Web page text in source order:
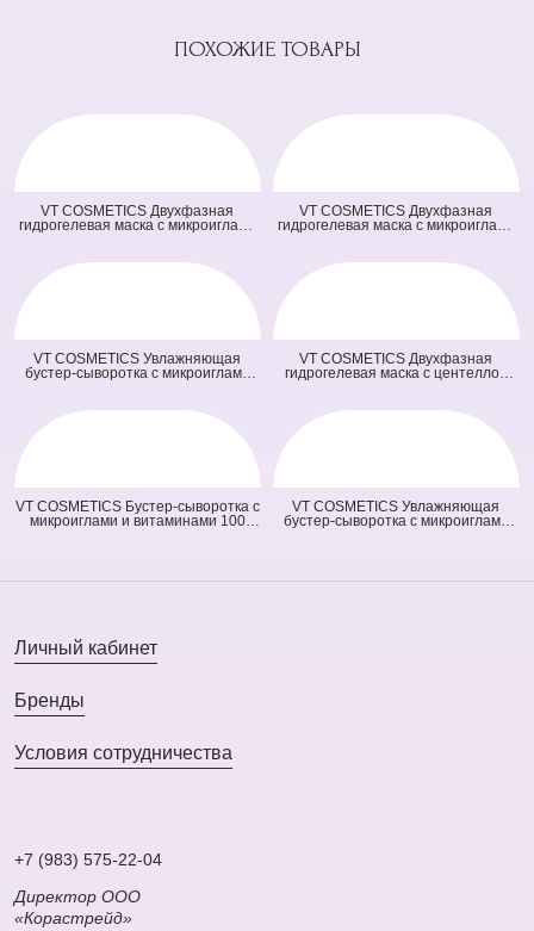
ПОХОЖИЕ ТОВАРЫ
VT COSMETICS Двухфазная
гидрогелевая маска с микроиглами
(оранжевая) (33 гр + 1,5 гр)
VT COSMETICS Двухфазная
гидрогелевая маска с микроиглами
зеленая) (33 гр + 1,5 гр)
VT COSMETICS Увлажняющая
бустер-сыворотка с микроиглами
VT COSMETICS Двухфазная
гидрогелевая маска с центеллой
гр)
VT COSMETICS Бустер-сыворотка с
микроиглами и витаминами 100
VT COSMETICS Увлажняющая
бустер-сыворотка с микроиглами
Личный кабинет
Бренды
Условия сотрудничества
+7 (983) 575-22-04
Директор ООО
«Корастрейд»